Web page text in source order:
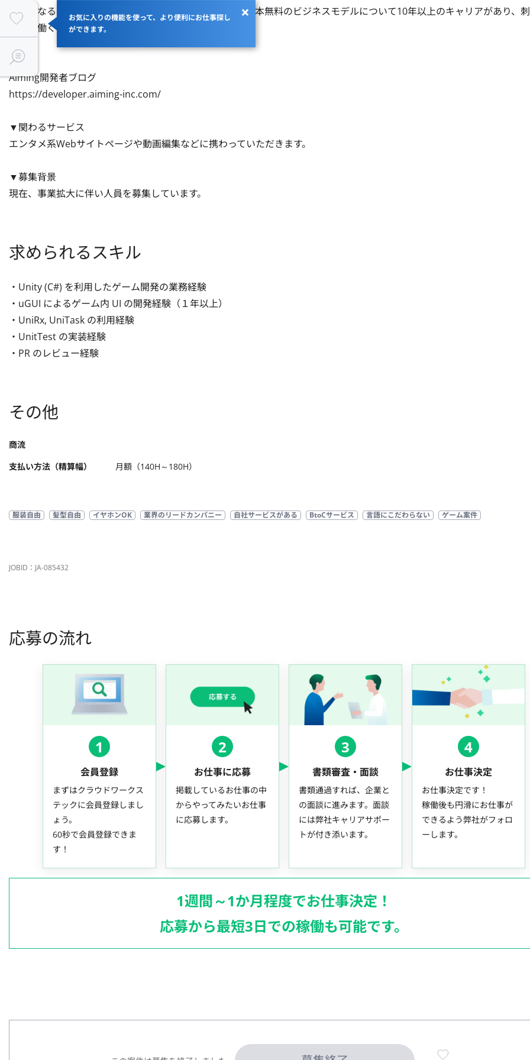
お気に入りの機能を使って、より便利にお仕事探し
ができます。
中心となるスタッフはオンラインゲームの開発と運営、基本無料のビジネスモデルについて10年以上のキャリアがあり、
現場で働くことができます。
※参考
Aiming開発者ブログ
https://developer.aiming-inc.com/
▼関わるサービス
エンタメ系Webサイトページや動画編集などに携わっていただきます。
▼募集背景
現在、事業拡大に伴い人員を募集しています。
求められるスキル
・Unity (C#) を利用したゲーム開発の業務経験
・uGUI によるゲーム内 UI の開発経験（１年以上）
・UniRx, UniTask の利用経験
・UnitTest の実装経験
・PR のレビュー経験
その他
商流
支払い方法（精算幅）
月額（140H～180H）
服装自由 髪型自由 イヤホンOK 業界のリードカンパニー 自社サービスがある BtoCサービス 言語にこだわらない ゲーム案件
JOBID：JA-085432
応募の流れ
1
会員登録
まずはクラウドワークス
テックに会員登録しまし
ょう。
60秒で会員登録できま
す！
2
お仕事に応募
掲載しているお仕事の中
からやってみたいお仕事
に応募します。
3
書類審査・面談
書類通過すれば、企業と
の面談に進みます。面談
には弊社キャリアサポー
トが付き添います。
4
お仕事決定
お仕事決定です！
稼働後も円滑にお仕事が
できるよう弊社がフォロ
ーします。
1週間～1か月程度でお仕事決定！
応募から最短3日での稼働も可能です。